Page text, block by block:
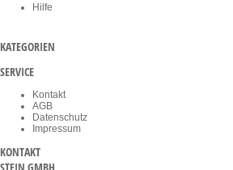
Hilfe
KATEGORIEN
SERVICE
Kontakt
AGB
Datenschutz
Impressum
KONTAKT